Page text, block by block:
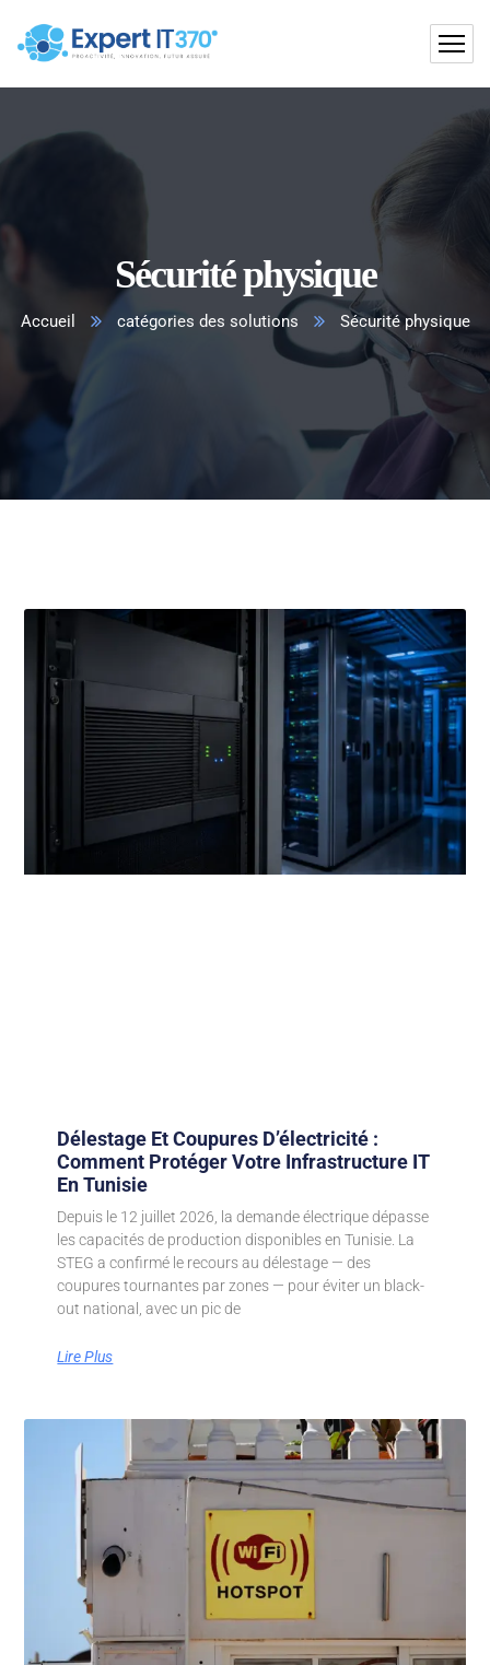
Sécurité physique
Accueil catégories des solutions Sécurité physique
Délestage Et Coupures D’électricité :
Comment Protéger Votre Infrastructure IT
En Tunisie
Depuis le 12 juillet 2026, la demande électrique dépasse
les capacités de production disponibles en Tunisie. La
STEG a confirmé le recours au délestage — des
coupures tournantes par zones — pour éviter un black-
out national, avec un pic de
Lire Plus